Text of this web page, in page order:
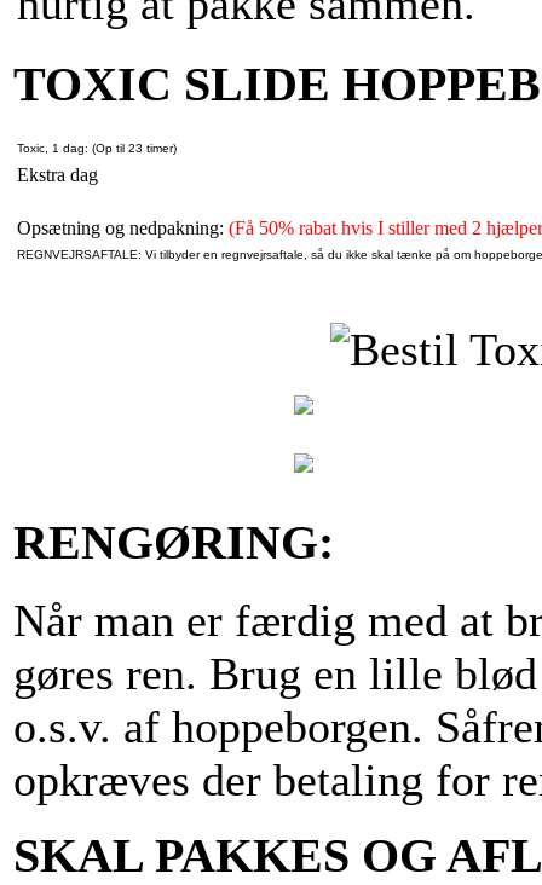
TOXIC SLIDE
Toxic, 1 dag: (Op til 23 timer)
Ekstra dag
Opsætning og nedpakning: (Få 50% rabat hvis I stiller med 2
REGNVEJRSAFTALE: Vi tilbyder en regnvejrsaftale, så du ikke skal tænke på om
RENGØRING:
Når man er færdig med at
gøres ren. Brug en lille
o.s.v. af hoppeborgen.
opkræves der betaling for
SKAL PAKKES OG